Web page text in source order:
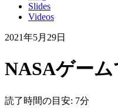
Slides
Videos
2021年5月29日
NASAゲー
読了時間の目安: 7分